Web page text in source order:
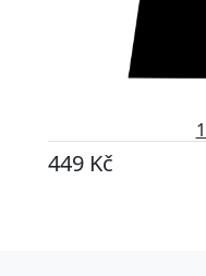
449 Kč